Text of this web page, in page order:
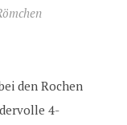
den Rochen
4-